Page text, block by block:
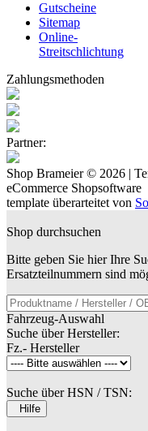
Gutscheine
Sitemap
Online-
Streitschlichtung
Zahlungsmethoden
Partner:
Shop Brameier © 2026 |
eCommerce Shopsoftware
template überarteitet von
Shop durchsuchen
Bitte geben Sie hier Ihre
Ersatzteilnummern sind
Fahrzeug-Auswahl
Suche über Hersteller:
Fz.- Hersteller
Suche über HSN / TSN:
Hilfe